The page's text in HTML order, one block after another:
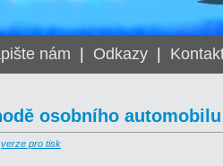
nám Odkazy
osobního
verze pro tisk